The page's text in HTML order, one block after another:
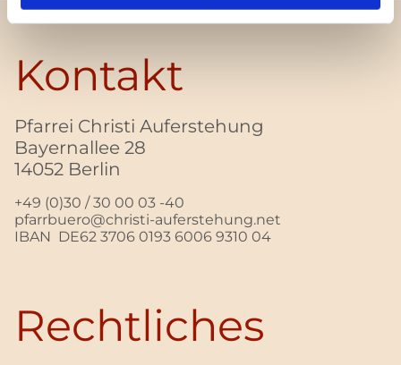
Kontakt
Pfarrei Christi Auferstehung
Bayernallee 28
14052 Berlin
+49 (0)30 / 30 00 03 -40
pfarrbuero@christi-auferstehung.net
IBAN DE62 3706 0193 6006 9310 04
Rechtliches